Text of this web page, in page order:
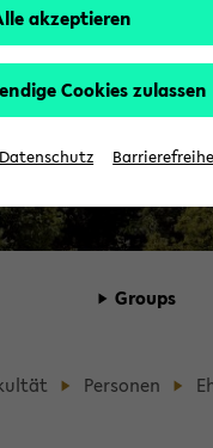
Groups
Per­so­nen
akzeptieren
Cookies zulassen
Datenschutz